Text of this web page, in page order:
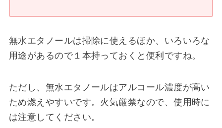
無水エタノールは掃除に使えるほか、いろいろな
用途があるので１本持っておくと便利ですね。
ただし、無水エタノールはアルコール濃度が高い
ため燃えやすいです。火気厳禁なので、使用時に
は注意してください。